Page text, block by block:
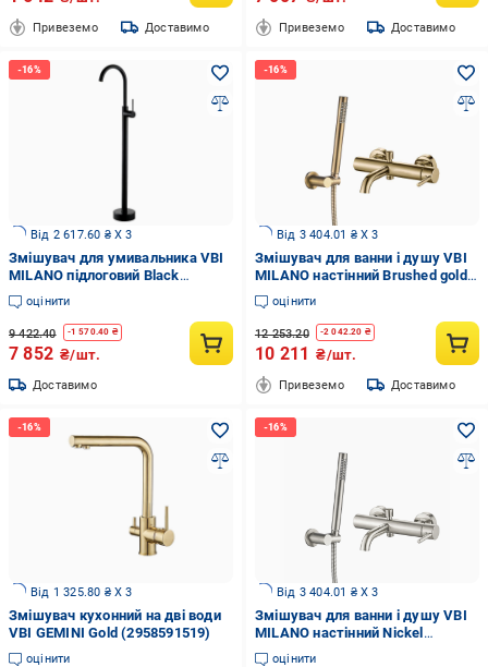
Привеземо Доставимо Привеземо Доставимо
Від 2 617.60 ₴ X 3
Змішувач для умивальника VBI
MILANO підлоговий Black
(2958591559)
оцінити
9 422.40 -1 570.40 ₴
7 852 ₴/шт.
Доставимо
Від 3 404.01 ₴ X 3
Змішувач для ванни і душу VBI
MILANO настінний Brushed gold
(2958591575)
оцінити
12 253.20 -2 042.20 ₴
10 211 ₴/шт.
Привеземо Доставимо
Від 1 325.80 ₴ X 3
Змішувач кухонний на дві води
VBI GEMINI Gold (2958591519)
оцінити
Від 3 404.01 ₴ X 3
Змішувач для ванни і душу VBI
MILANO настінний Nickel
(2958591532)
оцінити